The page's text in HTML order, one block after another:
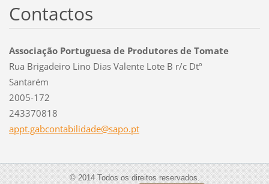
Contactos
Associação Portuguesa de Produtores de Tomate
Rua Brigadeiro Lino Dias Valente Lote B r/c Dtº
Santarém
2005-172
243370818
appt.gabcontabilidade@sapo.pt
© 2014 Todos os direitos reservados.